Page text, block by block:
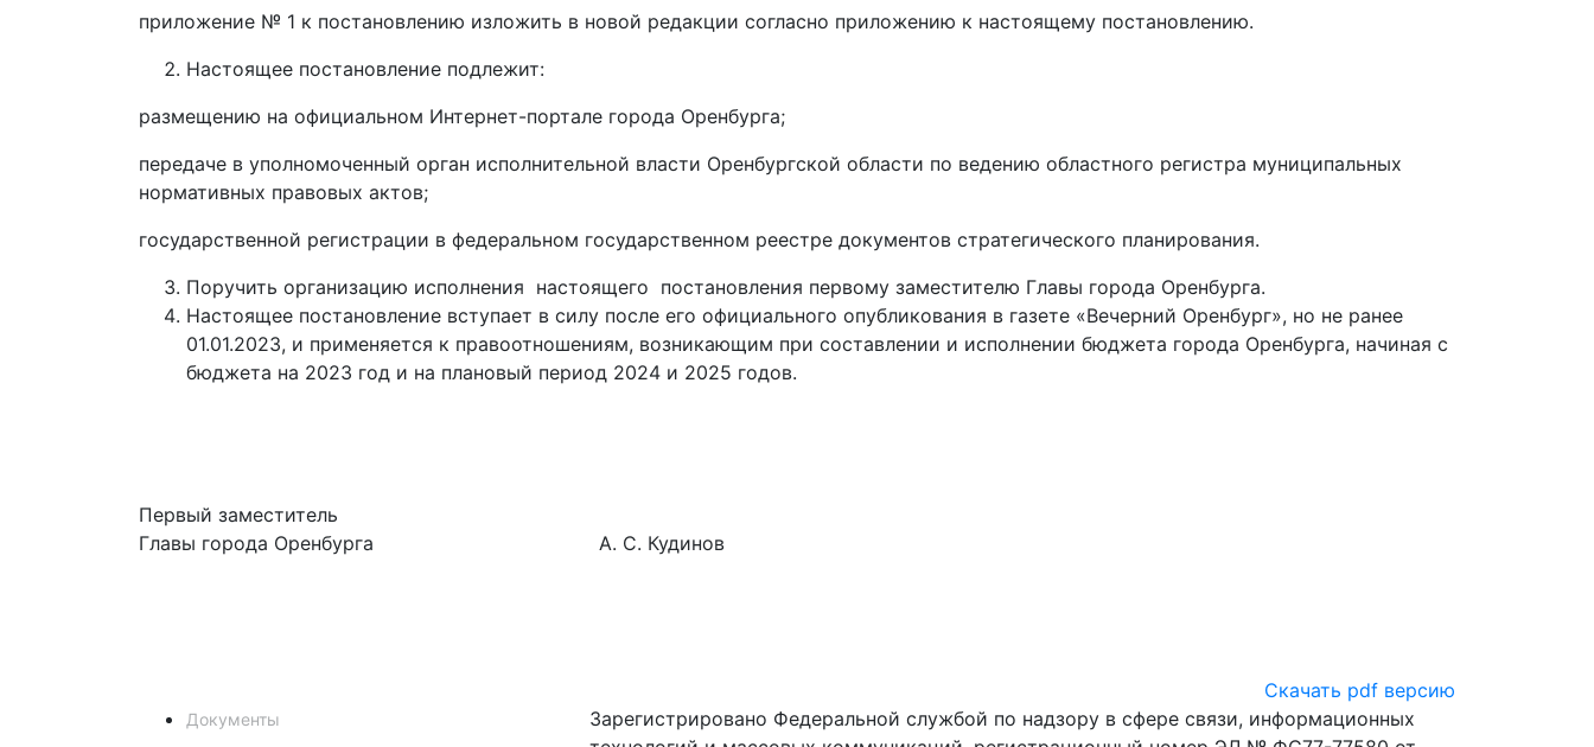
приложение № 1 к постановлению изложить в новой редакции согласно приложению к настоящему постановлению.
Настоящее постановление подлежит:
размещению на официальном Интернет-портале города Оренбурга;
передаче в уполномоченный орган исполнительной власти Оренбургской области по ведению областного регистра муниципальных
нормативных правовых актов;
государственной регистрации в федеральном государственном реестре документов стратегического планирования.
Поручить организацию исполнения настоящего постановления первому заместителю Главы города Оренбурга.
Настоящее постановление вступает в силу после его официального опубликования в газете «Вечерний Оренбург», но не ранее
01.01.2023, и применяется к правоотношениям, возникающим при составлении и исполнении бюджета города Оренбурга, начиная с
бюджета на 2023 год и на плановый период 2024 и 2025 годов.
Первый заместитель
Главы города Оренбурга А. С. Кудинов
Скачать pdf версию
Документы
Зарегистрировано Федеральной службой по надзору в сфере связи, информационных